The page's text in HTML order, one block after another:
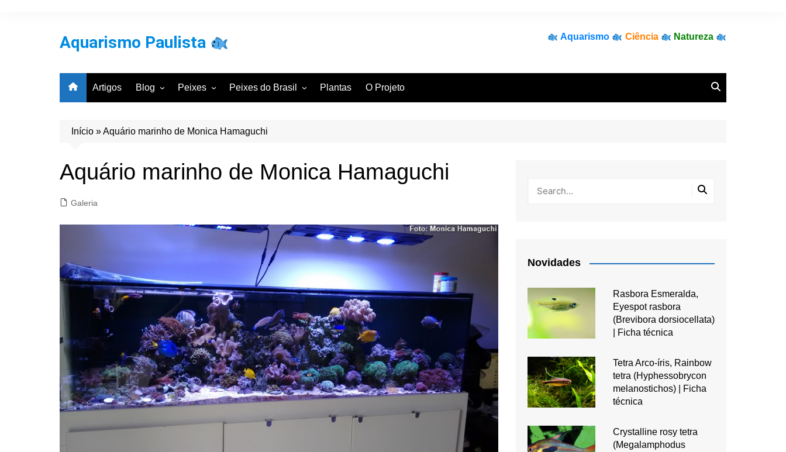
Aquarismo Paulista Aquarismo Ciência Natureza
Artigos Blog
Galeria de Aquários
Peixes
Por Grupos Comuns
Peixes do Brasil
Por Classificação Científica
Plantas O Projeto
Início »Aquário marinho de Monica Hamaguchi
Aquário marinho de Monica Hamaguchi
Galeria
Novidades
Rasbora Esmeralda,
Eyespot rasbora
(Brevibora dorsiocellata)
| Ficha técnica
Tetra Arco-íris, Rainbow
tetra (Hyphessobrycon
melanostichos) | Ficha
técnica
Crystalline rosy tetra
(Megalamphodus